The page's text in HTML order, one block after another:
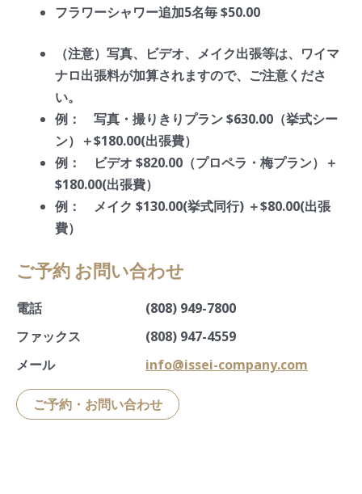
フラワーシャワー追加5名毎 $50.00
（注意）写真、ビデオ、メイク出張等は、ワイマ
ナロ出張料が加算されますので、ご注意くださ
い。
例： 写真・撮りきりプラン $630.00（挙式シー
ン）＋$180.00(出張費）
例： ビデオ $820.00（プロペラ・梅プラン）＋
$180.00(出張費）
例： メイク $130.00(挙式同行) ＋$80.00(出張
費）
ご予約 お問い合わせ
電話
(808) 949-7800
ファックス
(808) 947-4559
メール
info@issei-company.com
ご予約・お問い合わせ